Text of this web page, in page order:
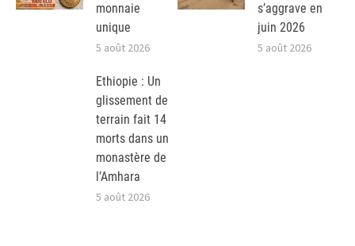
monnaie
unique
5 août 2026
s’aggrave en
juin 2026
5 août 2026
Ethiopie : Un
glissement de
terrain fait 14
morts dans un
monastère de
l’Amhara
5 août 2026